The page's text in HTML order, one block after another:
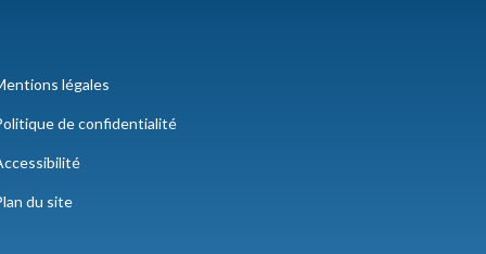
légales
de confidentialité
du site